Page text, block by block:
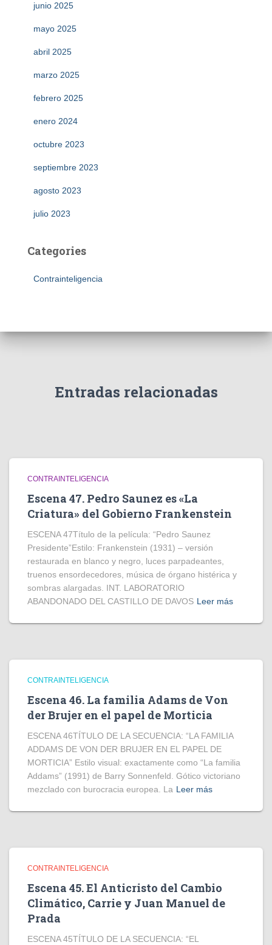
junio 2025
mayo 2025
abril 2025
marzo 2025
febrero 2025
enero 2024
octubre 2023
septiembre 2023
agosto 2023
julio 2023
Categories
Contrainteligencia
Entradas relacionadas
CONTRAINTELIGENCIA
Escena 47. Pedro Saunez es «La
Criatura» del Gobierno Frankenstein
ESCENA 47Título de la película: “Pedro Saunez
Presidente”Estilo: Frankenstein (1931) – versión
restaurada en blanco y negro, luces parpadeantes,
truenos ensordecedores, música de órgano histérica y
sombras alargadas. INT. LABORATORIO
ABANDONADO DEL CASTILLO DE DAVOS Leer más
CONTRAINTELIGENCIA
Escena 46. La familia Adams de Von
der Brujer en el papel de Morticia
ESCENA 46TÍTULO DE LA SECUENCIA: “LA FAMILIA
ADDAMS DE VON DER BRUJER EN EL PAPEL DE
MORTICIA” Estilo visual: exactamente como “La familia
Addams” (1991) de Barry Sonnenfeld. Gótico victoriano
mezclado con burocracia europea. La Leer más
CONTRAINTELIGENCIA
Escena 45. El Anticristo del Cambio
Climático, Carrie y Juan Manuel de
Prada
ESCENA 45TÍTULO DE LA SECUENCIA: “EL